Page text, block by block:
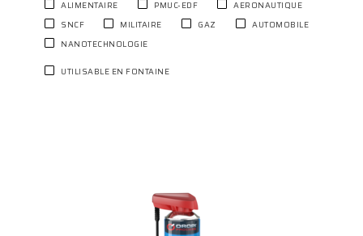
ALIMENTAIRE PMUC-EDF
AERONAUTIQUE
SNCF
MILITAIRE GAZ
AUTOMOBILE
NANOTECHNOLOGIE
UTILISABLE EN FONTAINE